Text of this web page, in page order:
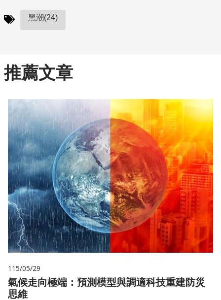
黑潮(24)
推薦文章
115/05/29
氣候走向極端：預測模型與調適科技重建防災
思維